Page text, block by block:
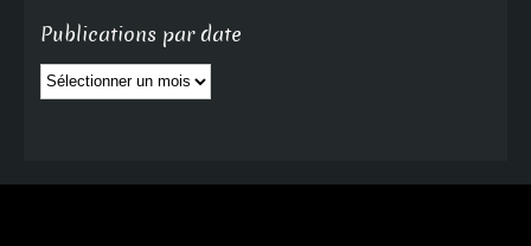
Publications par date
Publications
par